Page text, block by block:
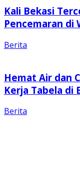
Kali Bekasi
Pencemaran di
Berita
Hemat Air dan
Kerja Tabela di
Berita